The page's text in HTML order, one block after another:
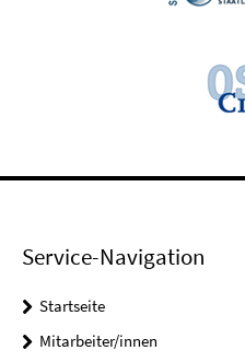
Service-Navigation
Startseite
Mitarbeiter/innen